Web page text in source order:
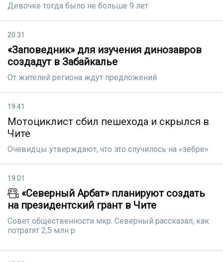
Девочке тогда было не больше 9 лет
20:31
«Заповедник» для изучения динозавров
создадут в Забайкалье
От жителей региона ждут предложений
19:41
Мотоциклист сбил пешехода и скрылся в
Чите
Очевидцы утверждают, что это случилось на «зебре»
19:01
«Северный Арбат» планируют создать
на президентский грант в Чите
Совет общественности мкр. Северный рассказал, как
потратят 2,5 млн р